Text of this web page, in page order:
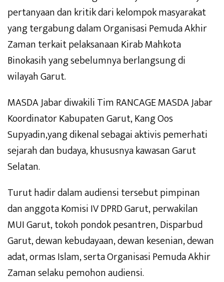
pertanyaan dan kritik dari kelompok masyarakat
yang tergabung dalam Organisasi Pemuda Akhir
Zaman terkait pelaksanaan Kirab Mahkota
Binokasih yang sebelumnya berlangsung di
wilayah Garut.
MASDA Jabar diwakili Tim RANCAGE MASDA Jabar
Koordinator Kabupaten Garut, Kang Oos
Supyadin,yang dikenal sebagai aktivis pemerhati
sejarah dan budaya, khususnya kawasan Garut
Selatan.
Turut hadir dalam audiensi tersebut pimpinan
dan anggota Komisi IV DPRD Garut, perwakilan
MUI Garut, tokoh pondok pesantren, Disparbud
Garut, dewan kebudayaan, dewan kesenian, dewan
adat, ormas Islam, serta Organisasi Pemuda Akhir
Zaman selaku pemohon audiensi.